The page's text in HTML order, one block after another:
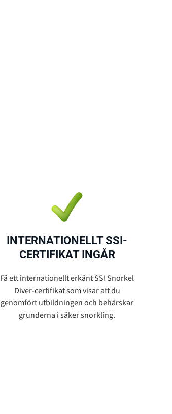
INTERNATIONELLT SSI-
CERTIFIKAT INGÅR
Få ett internationellt erkänt SSI Snorkel
Diver-certifikat som visar att du
genomfört utbildningen och behärskar
grunderna i säker snorkling.